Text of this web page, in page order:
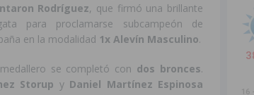
Rodríguez, que firmó una brillante
para proclamarse subcampeón de
en la modalidad 1x Alevín Masculino.
se completó con dos bronces.
Storup y Daniel Martínez Espinosa